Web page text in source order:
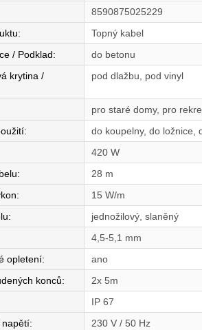
8590875025229
:
Topný kabel
/ Podklad:
do betonu
krytina /
pod dlažbu, pod vinyl
pro staré domy, pro
:
do koupelny, do ložnice,
420 W
:
28 m
:
15 W/m
:
jednožilový, slaněný
4,5-5,1 mm
opletení:
ano
konců:
2x 5m
IP 67
napětí:
230 V / 50 Hz